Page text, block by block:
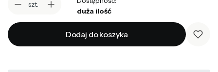
szt.
duża ilość
Dodaj do koszyka